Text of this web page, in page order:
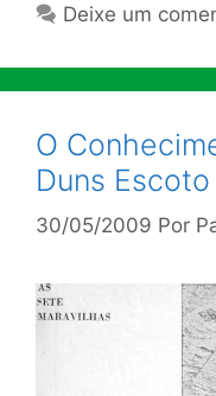
Deixe um
O
Duns Escoto
30/05/2009 Por